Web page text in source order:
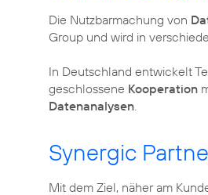
Die Nutzbarmachung von
Group und wird in
In Deutschland entwickelt
geschlossene Kooperation
Datenanalysen.
Synergic
Mit dem Ziel, näher am